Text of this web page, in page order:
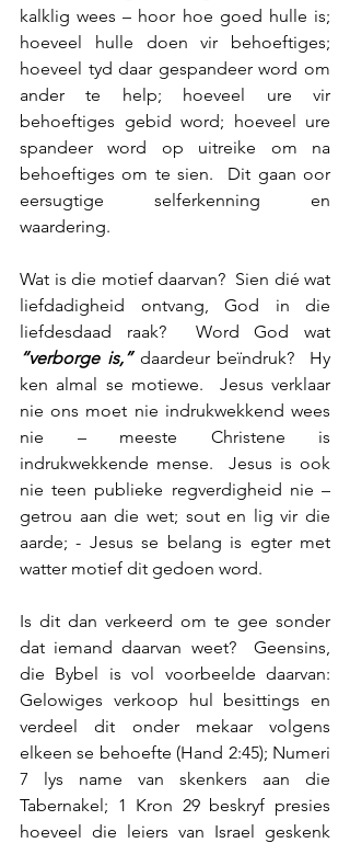
kalklig wees – hoor hoe goed hulle is;
hoeveel hulle doen vir behoeftiges;
hoeveel tyd daar gespandeer word om
ander te help; hoeveel ure vir
behoeftiges gebid word; hoeveel ure
spandeer word op uitreike om na
behoeftiges om te sien.  Dit gaan oor
eersugtige selferkenning en
waardering.
Wat is die motief daarvan?  Sien dié wat
liefdadigheid ontvang, God in die
“verborge is,” daardeur beïndruk?  Hy
ken almal se motiewe.  Jesus verklaar
nie ons moet nie indrukwekkend wees
nie – meeste Christene is
indrukwekkende mense.  Jesus is ook
nie teen publieke regverdigheid nie –
getrou aan die wet; sout en lig vir die
aarde; - Jesus se belang is egter met
watter motief dit gedoen word.
Is dit dan verkeerd om te gee sonder
dat iemand daarvan weet?  Geensins,
die Bybel is vol voorbeelde daarvan:
Gelowiges verkoop hul besittings en
verdeel dit onder mekaar volgens
elkeen se behoefte (Hand 2:45); Numeri
7 lys name van skenkers aan die
Tabernakel; 1 Kron 29 beskryf presies
hoeveel die leiers van Israel geskenk